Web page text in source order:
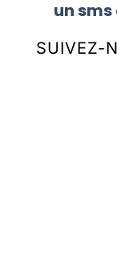
un sms
SUIVEZ-